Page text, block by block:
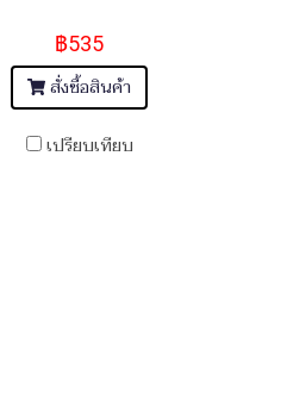
฿535
สั่งซื้อสินค้า
เปรียบเทียบ